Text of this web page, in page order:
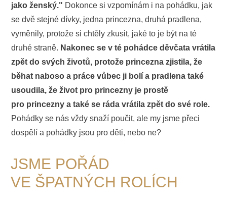
jako ženský." Dokonce si vzpomínám i na pohádku, jak
se dvě stejné dívky, jedna princezna, druhá pradlena,
vyměnily, protože si chtěly zkusit, jaké to je být na té
druhé straně. Nakonec se v té pohádce děvčata vrátila
zpět do svých životů, protože princezna zjistila, že
běhat naboso a práce vůbec ji bolí a pradlena také
usoudila, že život pro princezny je prostě
pro princezny a také se ráda vrátila zpět do své role.
Pohádky se nás vždy snaží poučit, ale my jsme přeci
dospělí a pohádky jsou pro děti, nebo ne?
JSME POŘÁD
VE ŠPATNÝCH ROLÍCH